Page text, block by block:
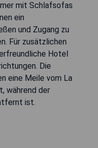
mit Schlafsofas
ein
und Zugang zu
Für zusätzlichen
Hotel
Die
eine Meile vom La
während der
ist.